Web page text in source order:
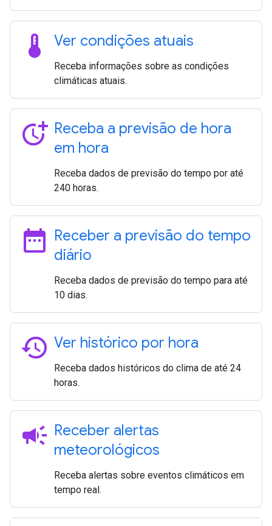
thermostat Ver condições atuais
Receba informações sobre as condições
climáticas atuais.
more_time Receba a previsão de hora
em hora
Receba dados de previsão do tempo por até
240 horas.
date_range Receber a previsão do tempo
diário
Receba dados de previsão do tempo para até
10 dias.
history Ver histórico por hora
Receba dados históricos do clima de até 24
horas.
campaign Receber alertas
meteorológicos
Receba alertas sobre eventos climáticos em
tempo real.